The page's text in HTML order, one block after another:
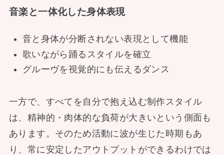
音楽と一体化した身体表現
音と身体が分断されない表現として機能
歌いながら踊るスタイルを確立
グルーヴを視覚的にも伝えるダンス
一方で、すべてを自分で抱え込む制作スタイル
は、精神的・肉体的な負荷が大きいという側面も
あります。そのため活動に波が生じた時期もあ
り、常に安定したアウトプットができるわけでは